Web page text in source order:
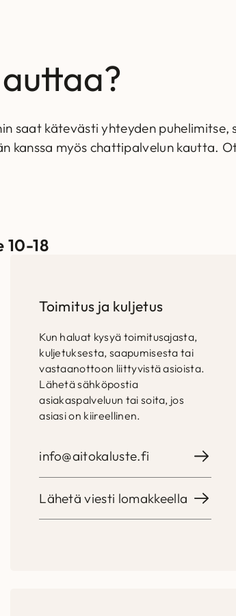
saat kätevästi yhteyden
kanssa myös chattipalvelun kautta.
10-18
Toimitus ja kuljetus
Kun haluat kysyä toimitusajasta,
kuljetuksesta, saapumisesta tai
vastaanottoon liittyvistä asioista.
Lähetä sähköpostia
asiakaspalveluun tai soita, jos
asiasi on kiireellinen.
info@aitokaluste.fi
Lähetä viesti lomakkeella